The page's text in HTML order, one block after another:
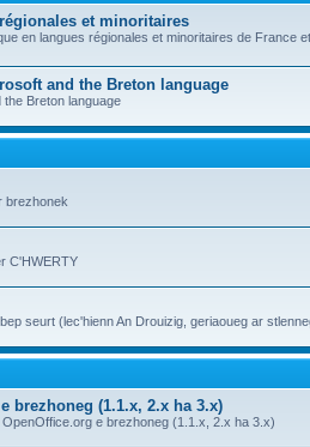
et minoritaires
en langues régionales et minoritaires de France
and the Breton language
Breton language
brezhonek
C'HWERTY
seurt (lec'hienn An Drouizig, geriaoueg ar
brezhoneg (1.1.x, 2.x ha 3.x)
e brezhoneg (1.1.x, 2.x ha 3.x)